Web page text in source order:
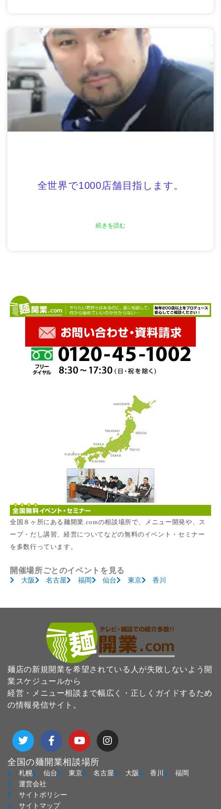
全世界で1000店舗目指します。
続きを読む
全国８ヶ所にある麺開業.comの相談場所で、メニュー開発や、ス
ープ・だし講習、経営についてなどの無料のイベント・セミナー
を多数行っています。
開催場所ごとのイベントを見る
大阪 名古屋 福岡 仙台 東京 香川
麺店の新規開業を希望されている人が失敗しないよう開
業スケジュールから
経営・メニュー相談まで幅広く・正しくガイドするため
の情報発信サイト。
T
w
i
t
t
e
r
F
a
c
e
b
o
k
Y
o
u
t
u
b
I
n
s
a
g
全国の麺開業相談場所
札幌 仙台 東京 名古屋 大阪 香川
福岡
運営会社
サイトポリシー
サイトマップ